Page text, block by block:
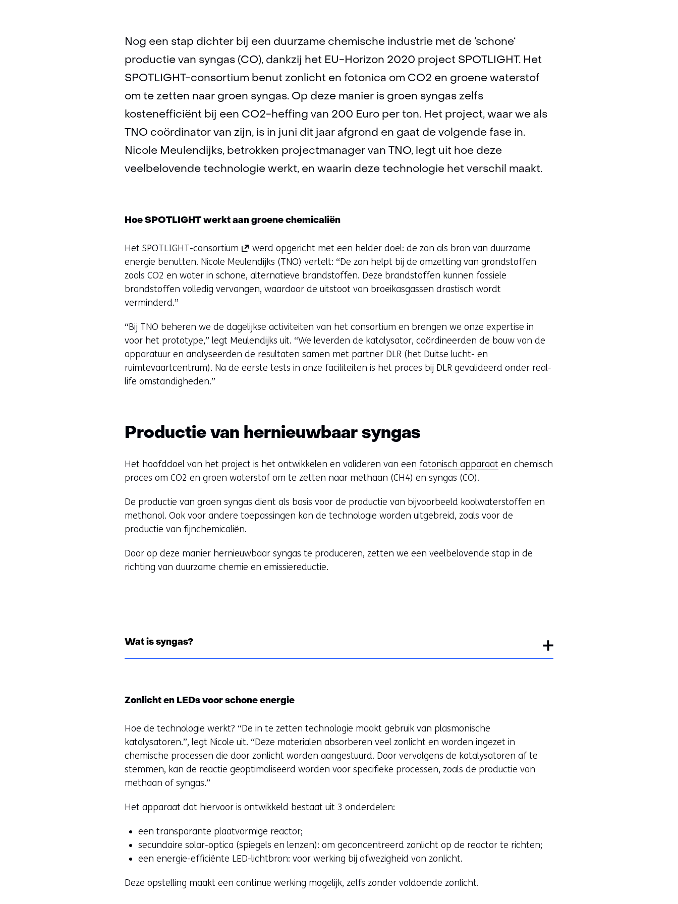
Nog een stap dichter bij een duurzame chemische industrie met de ‘schone‘
productie van syngas (CO), dankzij het EU-Horizon 2020 project SPOTLIGHT. Het
SPOTLIGHT-consortium benut zonlicht en fotonica om CO2 en groene waterstof
om te zetten naar groen syngas. Op deze manier is groen syngas zelfs
kostenefficiënt bij een CO2-heffing van 200 Euro per ton. Het project, waar we als
TNO coördinator van zijn, is in juni dit jaar afgrond en gaat de volgende fase in.
Nicole Meulendijks, betrokken projectmanager van TNO, legt uit hoe deze
veelbelovende technologie werkt, en waarin deze technologie het verschil maakt.
Hoe SPOTLIGHT werkt aan groene chemicaliën
HetSPOTLIGHT-consortium
o
p
e
i
n
n
i
e
s
t
r
)
(
e
n
r
e
n
a
n
r
w
e
b
i
werd opgericht met een helder doel: de zon als bron van duurzame
energie benutten. Nicole Meulendijks (TNO) vertelt: “De zon helpt bij de omzetting van grondstoffen
zoals CO2 en water in schone, alternatieve brandstoffen. Deze brandstoffen kunnen fossiele
brandstoffen volledig vervangen, waardoor de uitstoot van broeikasgassen drastisch wordt
verminderd.”
“Bij TNO beheren we de dagelijkse activiteiten van het consortium en brengen we onze expertise in
voor het prototype,” legt Meulendijks uit. “We leverden de katalysator, coördineerden de bouw van de
apparatuur en analyseerden de resultaten samen met partner DLR (het Duitse lucht- en
ruimtevaartcentrum). Na de eerste tests in onze faciliteiten is het proces bij DLR gevalideerd onder real-
life omstandigheden.”
Productie van hernieuwbaar syngas
Het hoofddoel van het project is het ontwikkelen en valideren van een fotonisch apparaat en chemisch
proces om CO2 en groen waterstof om te zetten naar methaan (CH4) en syngas (CO).
De productie van groen syngas dient als basis voor de productie van bijvoorbeeld koolwaterstoffen en
methanol. Ook voor andere toepassingen kan de technologie worden uitgebreid, zoals voor de
productie van fijnchemicaliën.
Door op deze manier hernieuwbaar syngas te produceren, zetten we een veelbelovende stap in de
richting van duurzame chemie en emissiereductie.
Wat is syngas?
Zonlicht en LEDs voor schone energie
Hoe de technologie werkt? “De in te zetten technologie maakt gebruik van plasmonische
katalysatoren.”, legt Nicole uit. “Deze materialen absorberen veel zonlicht en worden ingezet in
chemische processen die door zonlicht worden aangestuurd. Door vervolgens de katalysatoren af te
stemmen, kan de reactie geoptimaliseerd worden voor specifieke processen, zoals de productie van
methaan of syngas.”
Het apparaat dat hiervoor is ontwikkeld bestaat uit 3 onderdelen:
een transparante plaatvormige reactor;
secundaire solar-optica (spiegels en lenzen): om geconcentreerd zonlicht op de reactor te richten;
een energie-efficiënte LED-lichtbron: voor werking bij afwezigheid van zonlicht.
Deze opstelling maakt een continue werking mogelijk, zelfs zonder voldoende zonlicht.